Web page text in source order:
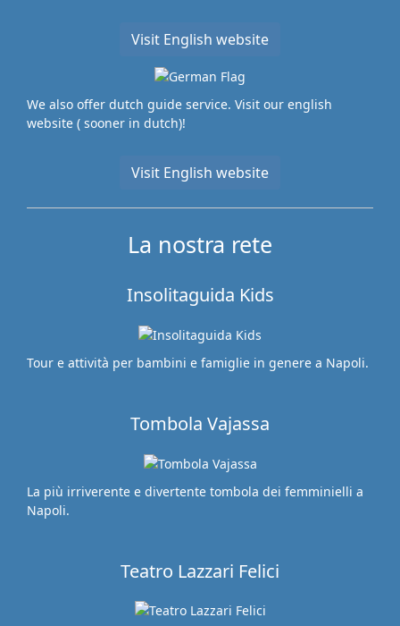
Visit English website
We also offer dutch guide service. Visit our english
website ( sooner in dutch)!
Visit English website
La nostra rete
Insolitaguida Kids
Tour e attività per bambini e famiglie in genere a Napoli.
Tombola Vajassa
La più irriverente e divertente tombola dei femminielli a
Napoli.
Teatro Lazzari Felici